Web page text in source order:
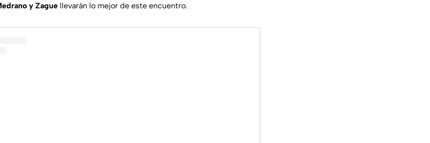
y Zague llevarán lo mejor de este encuentro.